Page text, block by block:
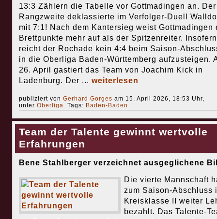
13:3 Zählern die Tabelle vor Gottmadingen an. Der
Rangzweite deklassierte im Verfolger-Duell
mit 7:1! Nach dem Kantersieg weist Gottmadingen
Brettpunkte mehr auf als der Spitzenreiter. Insofern
reicht der Rochade kein 4:4 beim Saison-
in die Oberliga Baden-Württemberg aufzusteigen.
26. April gastiert das Team von Joachim Kick in
Ladenburg. Der ... weiterlesen
publiziert von Gerhard Gorges am 15. April 2026, 18:53 Uhr,
unter Oberliga Tags: Baden-Baden
Team der Talente gewinnt wertvolle
Erfahrungen
Bene Stahlberger verzeichnet ausgeglichene
Die vierte Mannschaft
zum Saison-Abschluss
Kreisklasse II weiter
bezahlt. Das Talente-